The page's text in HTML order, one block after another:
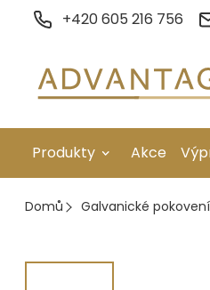
+420 605 216 756
Produkty
Galvanické pokovení
Akce
Domů Galvanické pokovení